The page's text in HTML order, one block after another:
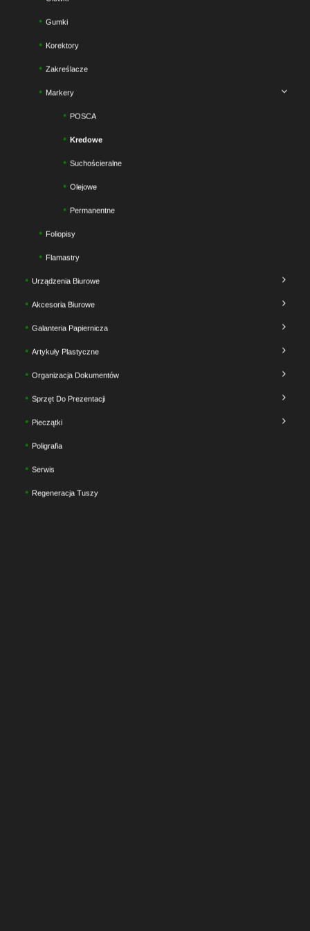
Gumki
Korektory
Zakreślacze
Markery
POSCA
Kredowe
Suchościeralne
Olejowe
Permanentne
Foliopisy
Flamastry
Urządzenia Biurowe
Akcesoria Biurowe
Galanteria Papiernicza
Artykuły Plastyczne
Organizacja Dokumentów
Sprzęt Do Prezentacji
Pieczątki
Poligrafia
Serwis
Regeneracja Tuszy